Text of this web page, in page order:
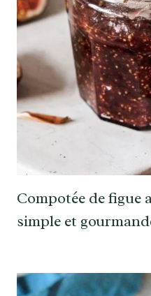
Compotée de figue
simple et